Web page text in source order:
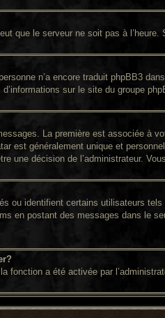
que le serveur ne soit pas à l’heure.
n’a encore traduit phpBB3
sur le site du groupe
La première est associée à
généralement unique et
une décision de l’administrateur.
ou identifient certains utilisateurs
en postant des messages dans le
a été activée par